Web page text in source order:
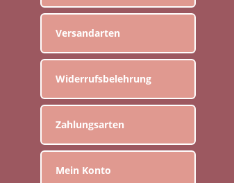
Versandarten
Widerrufsbelehrung
Zahlungsarten
Mein Konto